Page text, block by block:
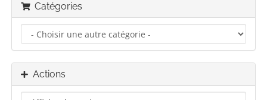
Catégories
Actions